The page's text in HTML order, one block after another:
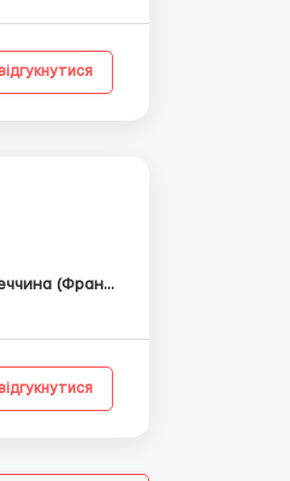
відгукнутися
Німеччина (Франкфурт на Майні)
відгукнутися